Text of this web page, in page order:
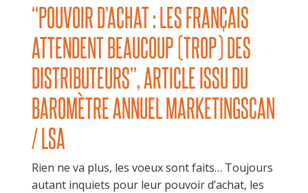
TEST MERCHANDISING EN MAGASIN RÉEL
EFFICACITÉ PROMOTIONNELLE
EFFICACITÉ CRM
RÉFÉRENCES
NOS CLIENTS PARLENT DE NOUS
ETUDES DE CAS
ACTUALITÉS
“POUVOIR D’ACHAT : LES FRANÇAIS
ATTENDENT BEAUCOUP (TROP) DES
DISTRIBUTEURS”, ARTICLE ISSU DU
BAROMÈTRE ANNUEL MARKETINGSCAN
/ LSA
Rien ne va plus, les voeux sont faits… Toujours
autant inquiets pour leur pouvoir d’achat, les